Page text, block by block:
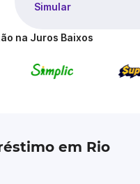
Simular
na Juros Baixos
em Rio